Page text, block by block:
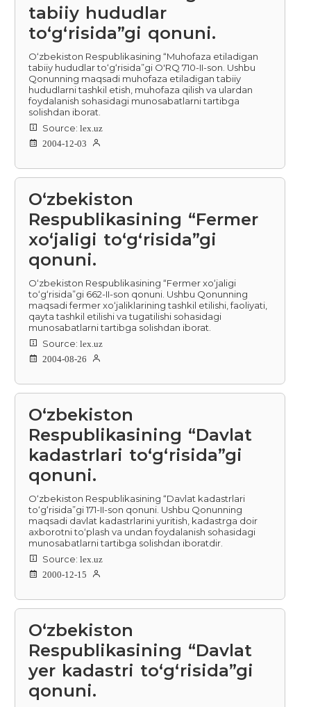
tabiiy hududlar
to‘g‘risida”gi qonuni.
O‘zbekiston Respublikasining “Muhofaza etiladigan
tabiiy hududlar to‘g‘risida”gi O'RQ 710-II-son. Ushbu
Qonunning maqsadi muhofaza etiladigan tabiiy
hududlarni tashkil etish, muhofaza qilish va ulardan
foydalanish sohasidagi munosabatlarni tartibga
solishdan iborat.
Source: lex.uz
2004-12-03
O‘zbekiston
Respublikasining “Fermer
xo‘jaligi to‘g‘risida”gi
qonuni.
O‘zbekiston Respublikasining “Fermer xo‘jaligi
to‘g‘risida”gi 662-II-son qonuni. Ushbu Qonunning
maqsadi fermer xo‘jaliklarining tashkil etilishi, faoliyati,
qayta tashkil etilishi va tugatilishi sohasidagi
munosabatlarni tartibga solishdan iborat.
Source: lex.uz
2004-08-26
O‘zbekiston
Respublikasining “Davlat
kadastrlari to‘g‘risida”gi
qonuni.
O‘zbekiston Respublikasining “Davlat kadastrlari
to‘g‘risida”gi 171-II-son qonuni. Ushbu Qonunning
maqsadi davlat kadastrlarini yuritish, kadastrga doir
axborotni to‘plash va undan foydalanish sohasidagi
munosabatlarni tartibga solishdan iboratdir.
Source: lex.uz
2000-12-15
O‘zbekiston
Respublikasining “Davlat
yer kadastri to‘g‘risida”gi
qonuni.